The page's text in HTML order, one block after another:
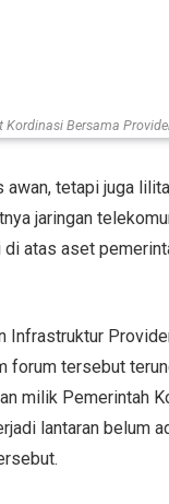
Bersama
tetapi juga
jaringan
atas aset
Infrastruktur
forum tersebut
milik Pemerintah
lantaran belum